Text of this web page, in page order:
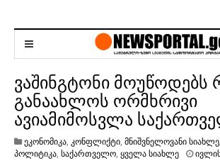
ვაშინგტონი მოუწოდებს
განაახლოს ორმხრივი
ავიამიმოსვლა
ეკონომიკა კონფლიქტი მნიშვნელოვანი
პოლიტიკა საქართველო ყველა სიახლე